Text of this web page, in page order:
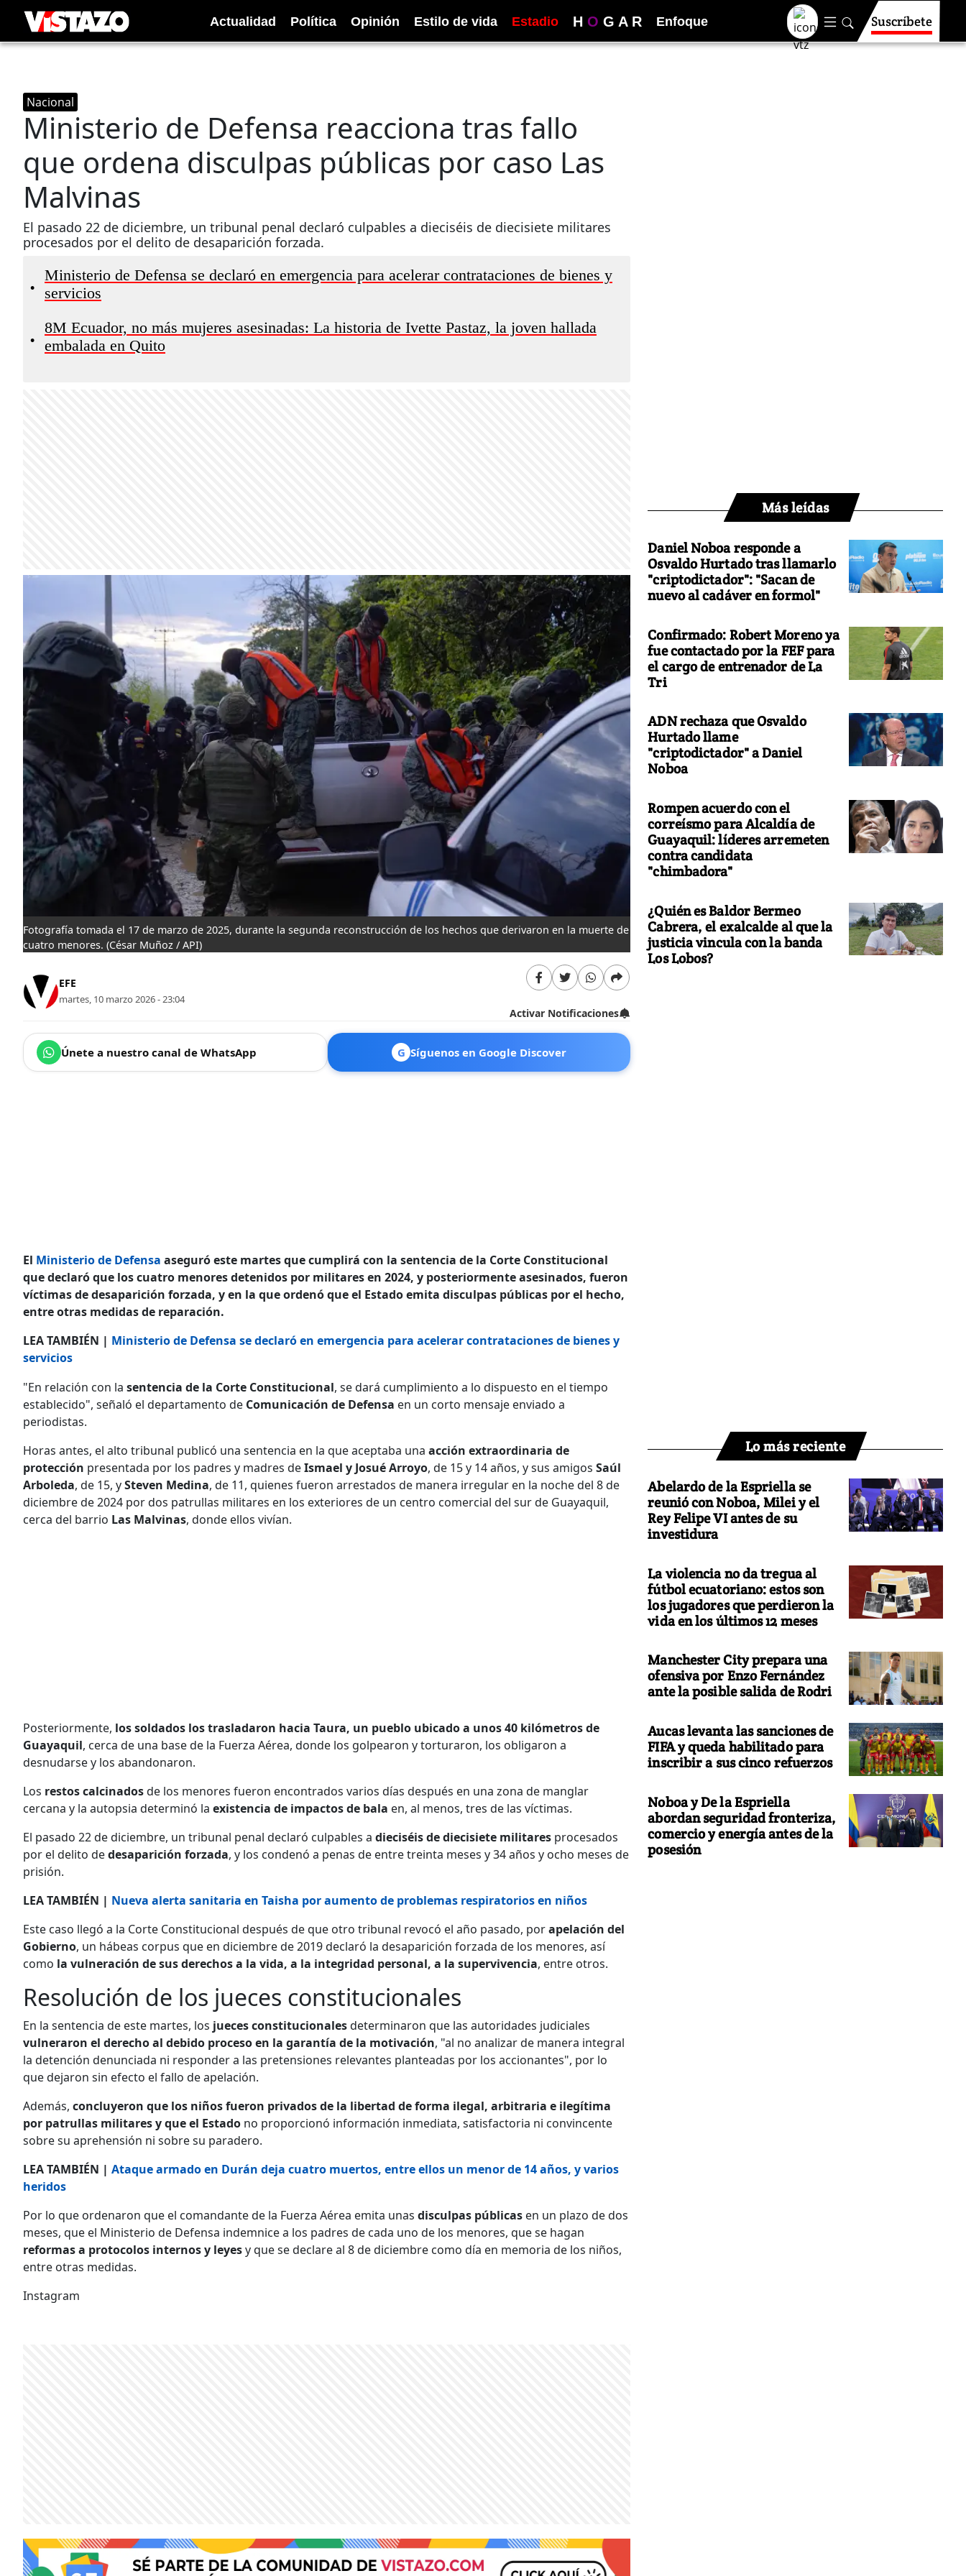
Actualidad Política Opinión Estilo de vida Estadio H O G A R Enfoque Suscríbete
Nacional
Ministerio de Defensa reacciona tras fallo
que ordena disculpas públicas por caso Las
Malvinas
El pasado 22 de diciembre, un tribunal penal declaró culpables a dieciséis de diecisiete militares
procesados por el delito de desaparición forzada.
•
Ministerio de Defensa se declaró en emergencia para acelerar contrataciones de bienes y
servicios
•
8M Ecuador, no más mujeres asesinadas: La historia de Ivette Pastaz, la joven hallada
embalada en Quito
Fotografía tomada el 17 de marzo de 2025, durante la segunda reconstrucción de los hechos que derivaron en la muerte de
cuatro menores. (César Muñoz / API)
EFE
martes, 10 marzo 2026 - 23:04
Activar Notificaciones
Únete a nuestro canal de WhatsApp G Síguenos en Google Discover
El Ministerio de Defensa aseguró este martes que cumplirá con la sentencia de la Corte Constitucional
que declaró que los cuatro menores detenidos por militares en 2024, y posteriormente asesinados, fueron
víctimas de desaparición forzada, y en la que ordenó que el Estado emita disculpas públicas por el hecho,
entre otras medidas de reparación.
LEA TAMBIÉN | Ministerio de Defensa se declaró en emergencia para acelerar contrataciones de bienes y
servicios
"En relación con la sentencia de la Corte Constitucional, se dará cumplimiento a lo dispuesto en el tiempo
establecido", señaló el departamento de Comunicación de Defensa en un corto mensaje enviado a
periodistas.
Horas antes, el alto tribunal publicó una sentencia en la que aceptaba una acción extraordinaria de
protección presentada por los padres y madres deIsmael y Josué Arroyo, de 15 y 14 años, y sus amigos Saúl
Arboleda, de 15, ySteven Medina, de 11, quienes fueron arrestados de manera irregular en la noche del 8 de
diciembre de 2024 por dos patrullas militares en los exteriores de un centro comercial del sur de Guayaquil,
cerca del barrio Las Malvinas, donde ellos vivían.
Posteriormente, los soldados los trasladaron hacia Taura, un pueblo ubicado a unos 40 kilómetros de
Guayaquil, cerca de una base de la Fuerza Aérea, donde los golpearon y torturaron, los obligaron a
desnudarse y los abandonaron.
Los restos calcinadosde los menores fueron encontrados varios días después en una zona de manglar
cercana y la autopsia determinó la existencia de impactos de bala en, al menos, tres de las víctimas.
El pasado 22 de diciembre, un tribunal penal declaró culpables a dieciséis de diecisiete militares procesados
por el delito dedesaparición forzada, y los condenó a penas de entre treinta meses y 34 años y ocho meses de
prisión.
LEA TAMBIÉN | Nueva alerta sanitaria en Taisha por aumento de problemas respiratorios en niños
Este caso llegó a la Corte Constitucional después de que otro tribunal revocó el año pasado, porapelación del
Gobierno, un hábeas corpus que en diciembre de 2019 declaró la desaparición forzada de los menores, así
como la vulneración de sus derechos a la vida, a la integridad personal, a la supervivencia, entre otros.
Resolución de los jueces constitucionales
En la sentencia de este martes, los jueces constitucionalesdeterminaron que las autoridades judiciales
vulneraron el derecho al debido proceso en la garantía de la motivación, "al no analizar de manera integral
la detención denunciada ni responder a las pretensiones relevantes planteadas por los accionantes", por lo
que dejaron sin efecto el fallo de apelación.
Además, concluyeron que los niños fueron privados de la libertad de forma ilegal, arbitraria e ilegítima
por patrullas militares y que el Estado no proporcionó información inmediata, satisfactoria ni convincente
sobre su aprehensión ni sobre su paradero.
LEA TAMBIÉN | Ataque armado en Durán deja cuatro muertos, entre ellos un menor de 14 años, y varios
heridos
Por lo que ordenaron que el comandante de la Fuerza Aérea emita unas disculpas públicas en un plazo de dos
meses, que el Ministerio de Defensa indemnice a los padres de cada uno de los menores, que se hagan
reformas a protocolos internos y leyesy que se declare al 8 de diciembre como día en memoria de los niños,
entre otras medidas.
Instagram
Más leídas
Daniel Noboa responde a
Osvaldo Hurtado tras llamarlo
"criptodictador": "Sacan de
nuevo al cadáver en formol"
Confirmado: Robert Moreno ya
fue contactado por la FEF para
el cargo de entrenador de La
Tri
ADN rechaza que Osvaldo
Hurtado llame
"criptodictador" a Daniel
Noboa
Rompen acuerdo con el
correísmo para Alcaldía de
Guayaquil: líderes arremeten
contra candidata
"chimbadora"
¿Quién es Baldor Bermeo
Cabrera, el exalcalde al que la
justicia vincula con la banda
Los Lobos?
Lo más reciente
Abelardo de la Espriella se
reunió con Noboa, Milei y el
Rey Felipe VI antes de su
investidura
La violencia no da tregua al
fútbol ecuatoriano: estos son
los jugadores que perdieron la
vida en los últimos 12 meses
Manchester City prepara una
ofensiva por Enzo Fernández
ante la posible salida de Rodri
Aucas levanta las sanciones de
FIFA y queda habilitado para
inscribir a sus cinco refuerzos
Noboa y De la Espriella
abordan seguridad fronteriza,
comercio y energía antes de la
posesión